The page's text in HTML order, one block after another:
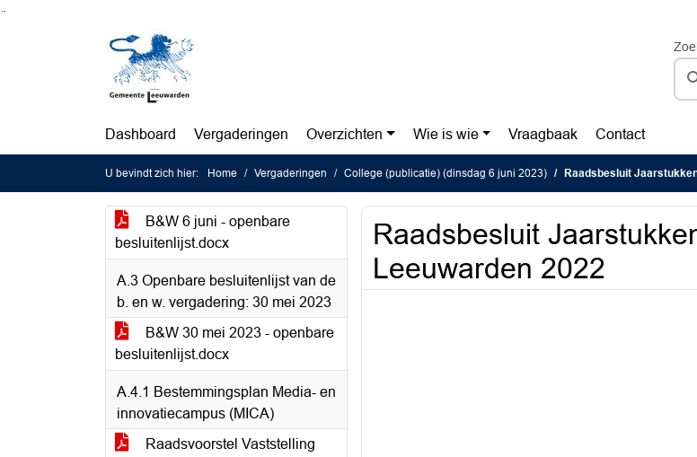
Dashboard Vergaderingen Overzichten Wie is wie Vraagbaak Contact
U bevindt zich hier: Home Vergaderingen College (publicatie) (dinsdag 6 juni 2023) Raadsbesluit
B&W 6 juni - openbare
besluitenlijst.docx
A.3 Openbare besluitenlijst van de
b. en w. vergadering: 30 mei 2023
B&W 30 mei 2023 - openbare
besluitenlijst.docx
A.4.1 Bestemmingsplan Media- en
innovatiecampus (MICA)
Raadsvoorstel Vaststelling
Raadsbesluit
Leeuwarden 2022